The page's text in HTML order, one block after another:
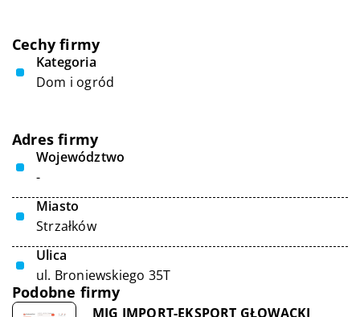
Cechy firmy
Kategoria
Dom i ogród
Adres firmy
Województwo
-
Miasto
Strzałków
Ulica
ul. Broniewskiego 35T
Podobne firmy
MIG IMPORT-EKSPORT GŁOWACKI